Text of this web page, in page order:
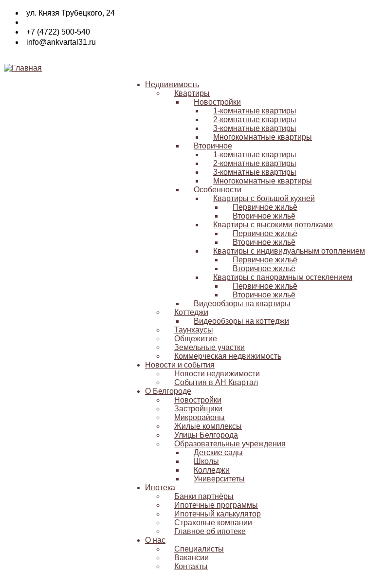
Перейти
основному
содержанию
ул. Князя Трубецкого, 24
+7 (4722) 500-540
info@ankvartal31.ru
Основная
Недвижимость
Квартиры
Новостройки
1-комнатные квартиры
2-комнатные квартиры
3-комнатные квартиры
Многокомнатные квартиры
Вторичное
1-комнатные квартиры
2-комнатные квартиры
3-комнатные квартиры
Многокомнатные квартиры
Особенности
Квартиры с большой кухней
Первичное жильё
Вторичное жильё
Квартиры с высокими потолками
Первичное жильё
Вторичное жильё
Квартиры с индивидуальным отоплением
Первичное жильё
Вторичное жильё
Квартиры с панорамным остеклением
Первичное жильё
Вторичное жильё
Видеообзоры на квартиры
Коттеджи
Видеообзоры на коттеджи
Таунхаусы
Общежитие
Земельные участки
Коммерческая недвижимость
Новости и события
Новости недвижимости
События в АН Квартал
О Белгороде
Новостройки
Застройщики
Микрорайоны
Жилые комплексы
Улицы Белгорода
Образовательные учреждения
Детские сады
Школы
Колледжи
Университеты
Ипотека
Банки партнёры
Ипотечные программы
Ипотечный калькулятор
Страховые компании
Главное об ипотеке
О нас
Специалисты
Вакансии
Контакты